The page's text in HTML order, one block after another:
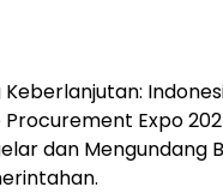
Procurement Expo
dan Mengundang